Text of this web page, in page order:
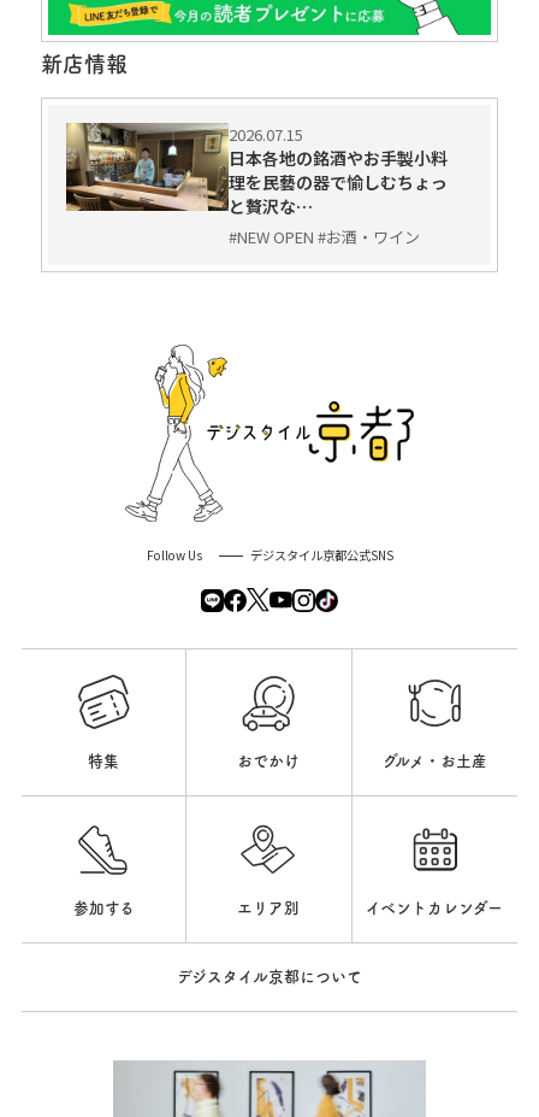
新店情報
2026.07.15
日本各地の銘酒やお手製小料
理を民藝の器で愉しむちょっ
と贅沢な…
#NEW OPEN #お酒・ワイン
Follow Us デジスタイル京都公式SNS
特集 おでかけ グルメ・お土産
参加する エリア別 イベントカレンダー
デジスタイル京都について